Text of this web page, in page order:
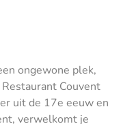
ongewone plek,
Couvent
uit de 17e eeuw en
verwelkomt je